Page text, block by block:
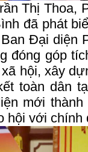
Thị Thoa,
đã phát
Đại diện
đóng góp
hội, xây
toàn dân
mới
hội với chính